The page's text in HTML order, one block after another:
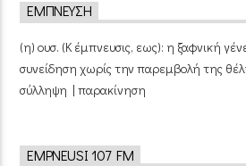
ΈΜΠΝΕΥΣΗ
(η) ουσ. (Κ έμπνευσις, εως): η ξαφνική
συνείδηση χωρίς την παρεμβολή της
σύλληψη | παρακίνηση
EMPNEUSI 107 FM